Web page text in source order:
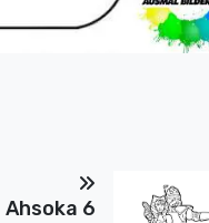
Ahsoka 6